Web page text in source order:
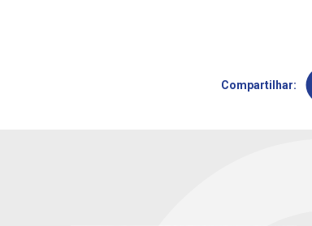
Compartilhar: